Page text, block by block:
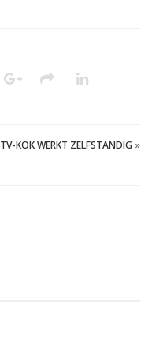
TV-KOK WERKT ZELFSTANDIG »